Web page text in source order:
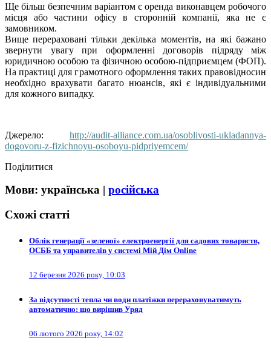
Ще більш безпечним варіантом є оренда виконавцем робочого
місця або частини офісу в сторонній компанії, яка не є
замовником.
Вище перераховані тільки декілька моментів, на які бажано
звернути увагу при оформленні договорів підряду між
юридичною особою та фізичною особою-підприємцем (ФОП).
На практиці для грамотного оформлення таких правовідносин
необхідно врахувати багато нюансів, які є індивідуальними
для кожного випадку.
Джерело: http://audit-alliance.com.ua/osoblivosti-ukladannya-
dogovoru-z-fizichnoyu-osoboyu-pidpriyemcem/
Поділитися
Мови: українська | російська
Схожі статті
Облік генерації «зеленої» електроенергії для садових товариств,
ОСББ та управителів у системі Мій Дім Online
12 березня 2026 року, 10:03
За відсутності тепла чи води платіжки перераховуватимуть
автоматично: що вирішив Уряд
06 лютого 2026 року, 14:02